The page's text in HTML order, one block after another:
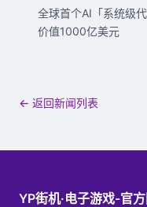
全球首个AI「系统级
价值1000亿美元
← 返回新闻列表
YP街机·电子游戏-官